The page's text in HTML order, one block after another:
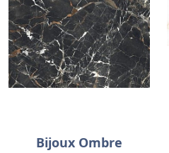
Bijoux Ombre